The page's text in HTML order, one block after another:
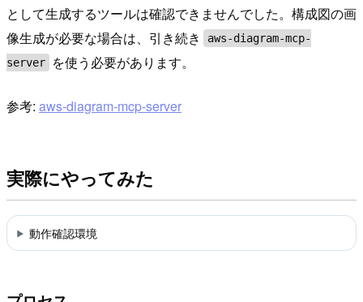
として生成するツールは確認できませんでした。構成図の画
像生成が必要な場合は、引き続き
aws-diagram-mcp-
server
を使う必要があります。
参考: aws-diagram-mcp-server
実際にやってみた
動作確認環境